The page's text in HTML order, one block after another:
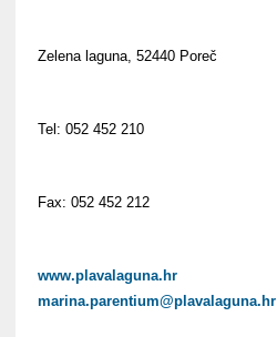
Zelena laguna, 52440 Poreč
Tel: 052 452 210
Fax: 052 452 212
www.plavalaguna.hr
marina.parentium@plavalaguna.hr